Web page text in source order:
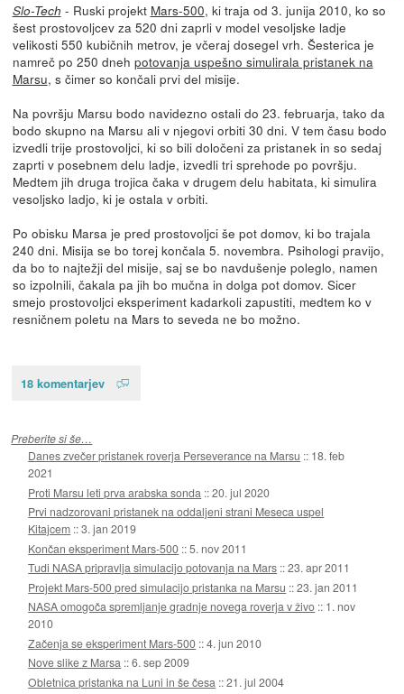
Slo-Tech - Ruski projekt Mars-500, ki traja od 3. junija 2010, ko so
šest prostovoljcev za 520 dni zaprli v model vesoljske ladje
velikosti 550 kubičnih metrov, je včeraj dosegel vrh. Šesterica je
namreč po 250 dneh potovanja uspešno simulirala pristanek na
Marsu, s čimer so končali prvi del misije.
Na površju Marsu bodo navidezno ostali do 23. februarja, tako da
bodo skupno na Marsu ali v njegovi orbiti 30 dni. V tem času bodo
izvedli trije prostovoljci, ki so bili določeni za pristanek in so sedaj
zaprti v posebnem delu ladje, izvedli tri sprehode po površju.
Medtem jih druga trojica čaka v drugem delu habitata, ki simulira
vesoljsko ladjo, ki je ostala v orbiti.
Po obisku Marsa je pred prostovoljci še pot domov, ki bo trajala
240 dni. Misija se bo torej končala 5. novembra. Psihologi pravijo,
da bo to najtežji del misije, saj se bo navdušenje poleglo, namen
so izpolnili, čakala pa jih bo mučna in dolga pot domov. Sicer
smejo prostovoljci eksperiment kadarkoli zapustiti, medtem ko v
resničnem poletu na Mars to seveda ne bo možno.
18 komentarjev
Preberite si še…
Danes zvečer pristanek roverja Perseverance na Marsu :: 18. feb
2021
Proti Marsu leti prva arabska sonda ::20. jul 2020
Prvi nadzorovani pristanek na oddaljeni strani Meseca uspel
Kitajcem ::3. jan 2019
Končan eksperiment Mars-500 ::5. nov 2011
Tudi NASA pripravlja simulacijo potovanja na Mars ::23. apr 2011
Projekt Mars-500 pred simulacijo pristanka na Marsu ::23. jan 2011
NASA omogoča spremljanje gradnje novega roverja v živo :: 1. nov
2010
Začenja se eksperiment Mars-500 ::4. jun 2010
Nove slike z Marsa ::6. sep 2009
Obletnica pristanka na Luni in še česa ::21. jul 2004